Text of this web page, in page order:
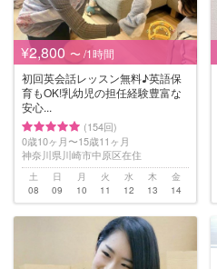
¥2,800 〜 /1時間
初回英会話レッスン無料♪英語保
育もOK!乳幼児の担任経験豊富な
安心...
(154回)
0歳10ヶ月〜15歳11ヶ月
神奈川県川崎市中原区在住
土
08
日
09
月
10
火
11
水
12
木
13
金
14